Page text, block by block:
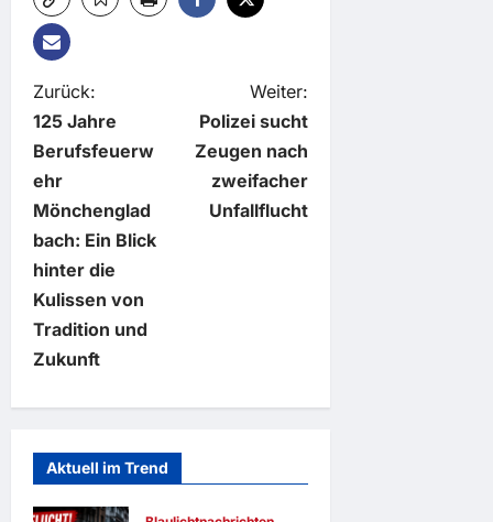
B
e
i
t
r
a
g
s
n
Zurück:
125 Jahre
Berufsfeuerw
ehr
Mönchenglad
bach: Ein Blick
hinter die
Kulissen von
Tradition und
Zukunft
Weiter:
Polizei sucht
Zeugen nach
zweifacher
Unfallflucht
Aktuell im Trend